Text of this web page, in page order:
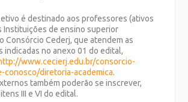
é destinado aos professores (ativos
Instituições de ensino superior
Consórcio Cederj, que atendem as
indicadas no anexo 01 do edital,
www.cecierj.edu.br/consorcio-
conosco/diretoria-academica.
também poderão se inscrever,
III e VI do edital.